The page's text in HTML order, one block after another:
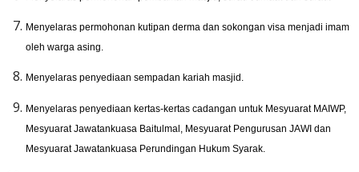
Menyelaras permohonan kutipan derma dan sokongan visa menjadi imam
oleh warga asing.
Menyelaras penyediaan sempadan kariah masjid.
Menyelaras penyediaan kertas-kertas cadangan untuk Mesyuarat MAIWP,
Mesyuarat Jawatankuasa Baitulmal, Mesyuarat Pengurusan JAWI dan
Mesyuarat Jawatankuasa Perundingan Hukum Syarak.